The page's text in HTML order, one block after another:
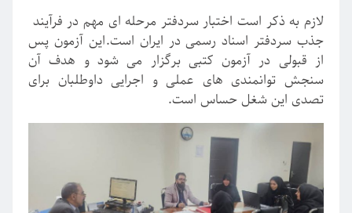
لازم به ذکر است اختبار سردفتر مرحله ای مهم در فرآیند
جذب سردفتر اسناد رسمی در ایران است.این آزمون پس
از قبولی در آزمون کتبی برگزار می شود و هدف آن
سنجش توانمندی های عملی و اجرایی داوطلبان برای
تصدی این شغل حساس است.